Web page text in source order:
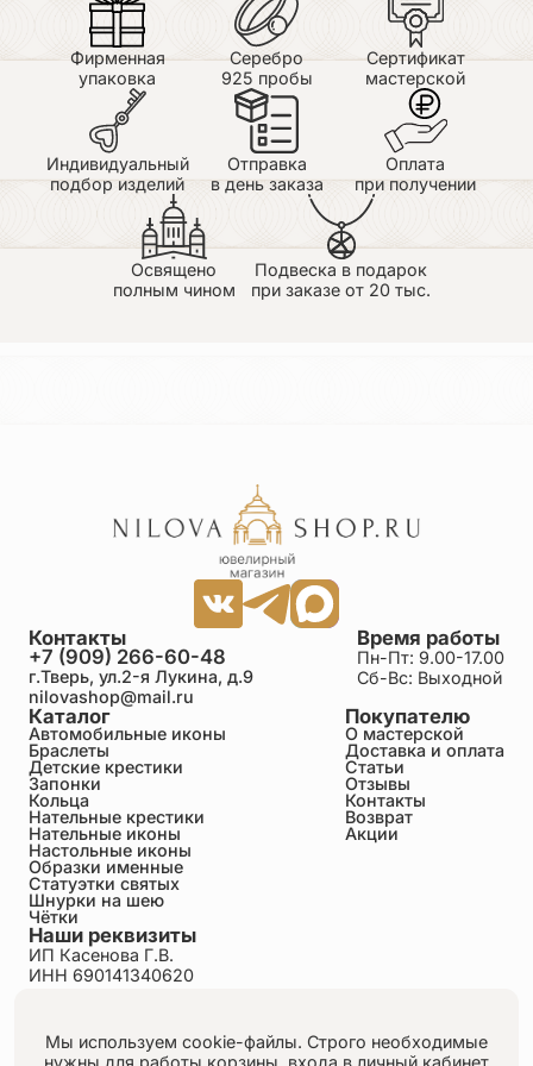
Фирменная
упаковка
Серебро
925 пробы
Сертификат
мастерской
Индивидуальный
подбор изделий
Отправка
в день заказа
Оплата
при получении
Освящено
полным чином
Подвеска в подарок
при заказе от 20 тыс.
Каталог
Автомобильные иконы
Браслеты
Детские крестики
Запонки
Кольца
Нательные крестики
Нательные иконы
Настольные иконы
Образки именные
Статуэтки святых
Шнурки на шею
Чётки
Покупателю
О мастерской
Доставка и оплата
Статьи
Отзывы
Контакты
Возврат
Акции
Время работы
Пн-Пт: 9.00-17.00
Сб-Вс: Выходной
Контакты
+7 (909) 266-60-48
г.Тверь, ул.2-я Лукина, д.9
nilovashop@mail.ru
Наши реквизиты
ИП Касенова Г.В.
ИНН 690141340620
Пользовательское соглашение
Публичная оферта
Мы используем cookie-файлы. Строго необходимые
нужны для работы корзины, входа в личный кабинет